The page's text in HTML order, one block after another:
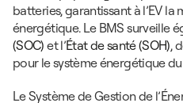
batteries, garantissant à l’EV
énergétique. Le BMS surveille
(SOC) et l’État de santé (SOH),
pour le système énergétique
Le Système de Gestion de